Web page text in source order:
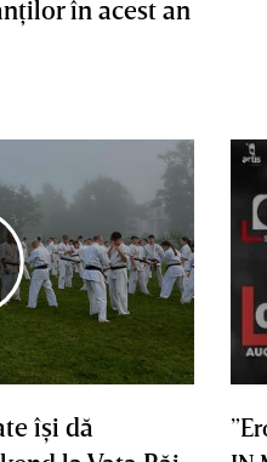
în acest an
îşi dă